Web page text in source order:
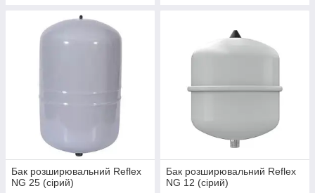
Бак розширювальний Reflex
NG 25 (сірий)
Бак розширювальний Reflex
NG 12 (сірий)